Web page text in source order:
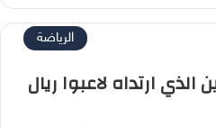
الرياضة
ارتداه لاعبوا ريال